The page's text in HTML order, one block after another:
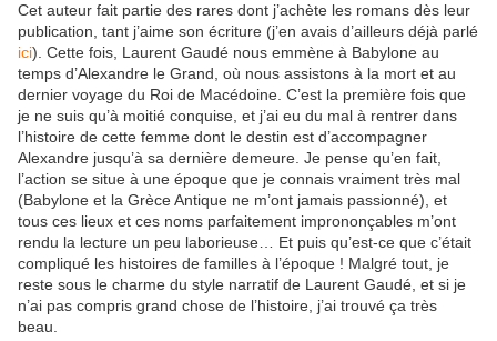
Cet auteur fait partie des rares dont j’achète les romans dès leur
publication, tant j’aime son écriture (j’en avais d’ailleurs déjà parlé
ici). Cette fois, Laurent Gaudé nous emmène à Babylone au
temps d’Alexandre le Grand, où nous assistons à la mort et au
dernier voyage du Roi de Macédoine. C’est la première fois que
je ne suis qu’à moitié conquise, et j’ai eu du mal à rentrer dans
l’histoire de cette femme dont le destin est d’accompagner
Alexandre jusqu’à sa dernière demeure. Je pense qu’en fait,
l’action se situe à une époque que je connais vraiment très mal
(Babylone et la Grèce Antique ne m’ont jamais passionné), et
tous ces lieux et ces noms parfaitement imprononçables m’ont
rendu la lecture un peu laborieuse… Et puis qu’est-ce que c’était
compliqué les histoires de familles à l’époque ! Malgré tout, je
reste sous le charme du style narratif de Laurent Gaudé, et si je
n’ai pas compris grand chose de l’histoire, j’ai trouvé ça très
beau.